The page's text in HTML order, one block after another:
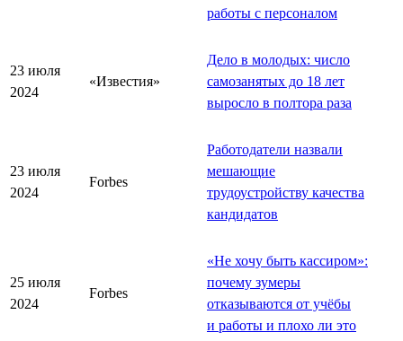
работы с персоналом
23 июля
2024
«Известия»
Дело в молодых: число
самозанятых до 18 лет
выросло в полтора раза
23 июля
2024
Forbes
Работодатели назвали
мешающие
трудоустройству качества
кандидатов
25 июля
2024
Forbes
«Не хочу быть кассиром»:
почему зумеры
отказываются от учёбы
и работы и плохо ли это